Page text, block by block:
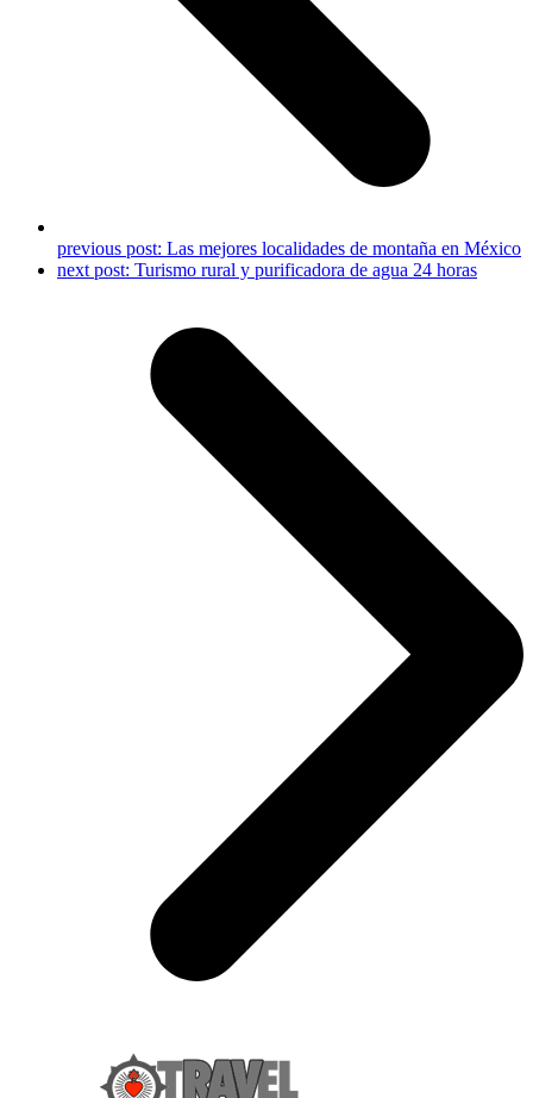
previous post: Las mejores localidades de montaña en México
next post: Turismo rural y purificadora de agua 24 horas